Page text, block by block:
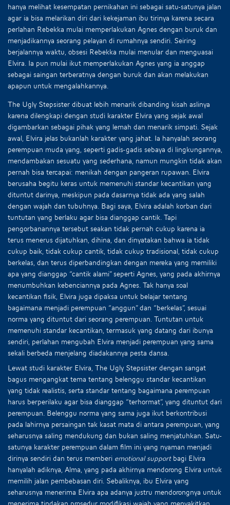
hanya melihat kesempatan pernikahan ini sebagai satu-satunya jalan
agar ia bisa melarikan diri dari kekejaman ibu tirinya karena secara
perlahan Rebekka mulai memperlakukan Agnes dengan buruk dan
menjadikannya seorang pelayan di rumahnya sendiri. Seiring
berjalannya waktu, obsesi Rebekka mulai menular dan menguasai
Elvira. Ia pun mulai ikut memperlakukan Agnes yang ia anggap
sebagai saingan terberatnya dengan buruk dan akan melakukan
apapun untuk mengalahkannya.
The Ugly Stepsister dibuat lebih menarik dibanding kisah aslinya
karena dilengkapi dengan studi karakter Elvira yang sejak awal
digambarkan sebagai pihak yang lemah dan menarik simpati. Sejak
awal, Elvira jelas bukanlah karakter yang jahat. Ia hanyalah seorang
perempuan muda yang, seperti gadis-gadis sebaya di lingkungannya,
mendambakan sesuatu yang sederhana, namun mungkin tidak akan
pernah bisa tercapai: menikah dengan pangeran rupawan. Elvira
berusaha begitu keras untuk memenuhi standar kecantikan yang
dituntut darinya, meskipun pada dasarnya tidak ada yang salah
dengan wajah dan tubuhnya. Bagi saya, Elvira adalah korban dari
tuntutan yang berlaku agar bisa dianggap cantik. Tapi
pengorbanannya tersebut seakan tidak pernah cukup karena ia
terus menerus dijatuhkan, dihina, dan dinyatakan bahwa ia tidak
cukup baik, tidak cukup cantik, tidak cukup tradisional, tidak cukup
berkelas, dan terus diperbandingkan dengan mereka yang memiliki
apa yang dianggap “cantik alami” seperti Agnes, yang pada akhirnya
menumbuhkan kebenciannya pada Agnes. Tak hanya soal
kecantikan fisik, Elvira juga dipaksa untuk belajar tentang
bagaimana menjadi perempuan “anggun” dan “berkelas”, sesuai
norma yang dituntut dari seorang perempuan. Tuntutan untuk
memenuhi standar kecantikan, termasuk yang datang dari ibunya
sendiri, perlahan mengubah Elvira menjadi perempuan yang sama
sekali berbeda menjelang diadakannya pesta dansa.
Lewat studi karakter Elvira, The Ugly Stepsister dengan sangat
bagus mengangkat tema tentang belenggu standar kecantikan
yang tidak realistis, serta standar tentang bagaimana perempuan
harus berperilaku agar bisa dianggap “terhormat”, yang dituntut dari
perempuan. Belenggu norma yang sama juga ikut berkontribusi
pada lahirnya persaingan tak kasat mata di antara perempuan, yang
seharusnya saling mendukung dan bukan saling menjatuhkan. Satu-
satunya karakter perempuan dalam film ini yang nyaman menjadi
dirinya sendiri dan terus memberi emotional supportbagi Elvira
hanyalah adiknya, Alma, yang pada akhirnya mendorong Elvira untuk
memilih jalan pembebasan diri. Sebaliknya, ibu Elvira yang
seharusnya menerima Elvira apa adanya justru mendorongnya untuk
menerima tindakan prosedur modifikasi wajah yang menyakitkan